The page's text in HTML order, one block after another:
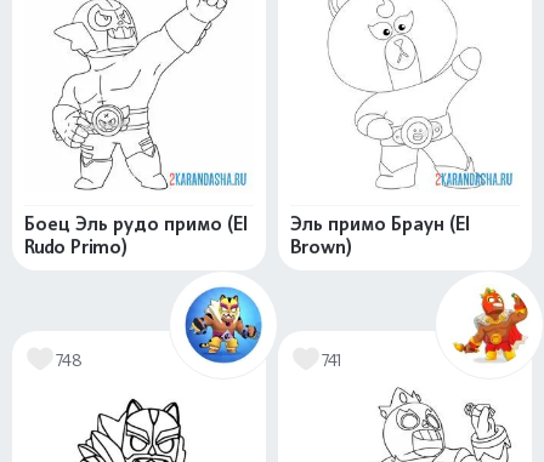
Боец Эль рудо примо (El
Rudo Primo)
Эль примо Браун (El
Brown)
748 741